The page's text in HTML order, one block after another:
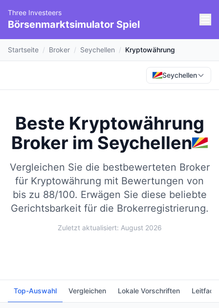
Three Investeers
Börsenmarktsimulator Spiel
Startseite / Broker / Seychellen / Kryptowährung
Seychellen
Beste Kryptowährung
Broker im Seychellen
Vergleichen Sie die bestbewerteten Broker
für Kryptowährung mit Bewertungen von
bis zu 88/100. Erwägen Sie diese beliebte
Gerichtsbarkeit für die Brokerregistrierung.
Zuletzt aktualisiert: August 2026
Top-Auswahl Vergleichen Lokale Vorschriften